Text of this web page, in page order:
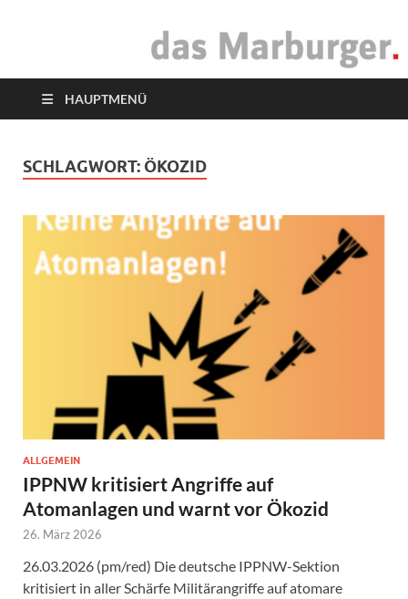
das Marburger.
HAUPTMENÜ
SCHLAGWORT: ÖKOZID
ALLGEMEIN
IPPNW kritisiert Angriffe auf
Atomanlagen und warnt vor Ökozid
26. März 2026
26.03.2026 (pm/red) Die deutsche IPPNW-Sektion
kritisiert in aller Schärfe Militärangriffe auf atomare